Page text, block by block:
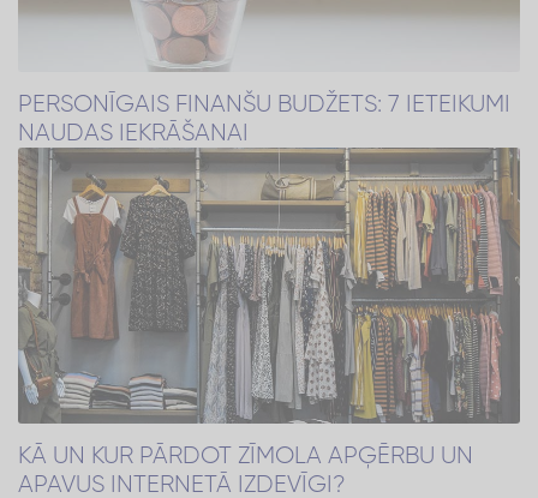
PERSONĪGAIS FINANŠU BUDŽETS: 7 IETEIKUMI
NAUDAS IEKRĀŠANAI
KĀ UN KUR PĀRDOT ZĪMOLA APĢĒRBU UN
APAVUS INTERNETĀ IZDEVĪGI?